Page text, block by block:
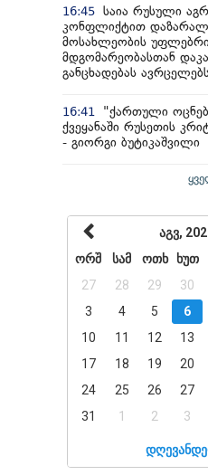
16:45 საია რუსული
კონფლიქტით
მოსახლეობის
მდგომარეობასთან
განცხადებას
16:41
"ქართული
ქვეყანაში რუსეთის
- გიორგი ბუტიკაშვილი
აგვ,
ორშ
სამ ოთხ ხუთ
27
28 29 30
3
4 5 6
10
11 12 13
17
18 19 20
24
25 26 27
31
1 2 3